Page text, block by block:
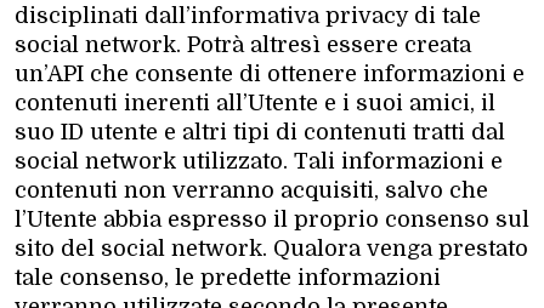
disciplinati dall’informativa privacy di tale
social network. Potrà altresì essere creata
un’API che consente di ottenere informazioni e
contenuti inerenti all’Utente e i suoi amici, il
suo ID utente e altri tipi di contenuti tratti dal
social network utilizzato. Tali informazioni e
contenuti non verranno acquisiti, salvo che
l’Utente abbia espresso il proprio consenso sul
sito del social network. Qualora venga prestato
tale consenso, le predette informazioni